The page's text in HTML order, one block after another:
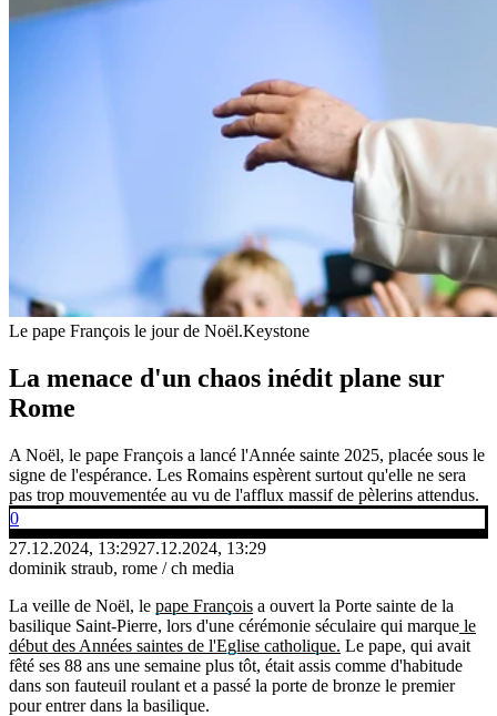
Le pape François le jour de Noël.Keystone
La menace d'un chaos inédit plane sur
Rome
A Noël, le pape François a lancé l'Année sainte 2025, placée sous le
signe de l'espérance. Les Romains espèrent surtout qu'elle ne sera
pas trop mouvementée au vu de l'afflux massif de pèlerins attendus.
0
27.12.2024, 13:2927.12.2024, 13:29
dominik straub, rome / ch media
La veille de Noël, le pape François a ouvert la Porte sainte de la
basilique Saint-Pierre, lors d'une cérémonie séculaire qui marque le
début des Années saintes de l'Eglise catholique. Le pape, qui avait
fêté ses 88 ans une semaine plus tôt, était assis comme d'habitude
dans son fauteuil roulant et a passé la porte de bronze le premier
pour entrer dans la basilique.